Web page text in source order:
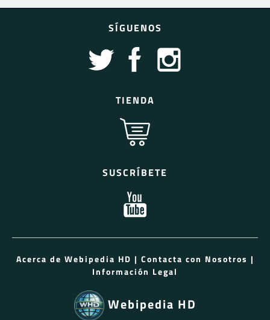
SÍGUENOS
TIENDA
SUSCRÍBETE
Acerca de Webipedia HD | Contacta con Nosotros |
Información Legal
Webipedia HD